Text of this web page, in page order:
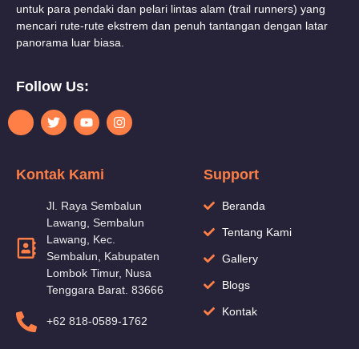
untuk para pendaki dan pelari lintas alam (trail runners) yang
mencari rute-rute ekstrem dan penuh tantangan dengan latar
panorama luar biasa.
Follow Us:
Kontak Kami
Jl. Raya Sembalun
Lawang, Sembalun
Lawang, Kec.
Sembalun, Kabupaten
Lombok Timur, Nusa
Tenggara Barat. 83666
+62 818-0589-1762
Support
Beranda
Tentang Kami
Gallery
Blogs
Kontak